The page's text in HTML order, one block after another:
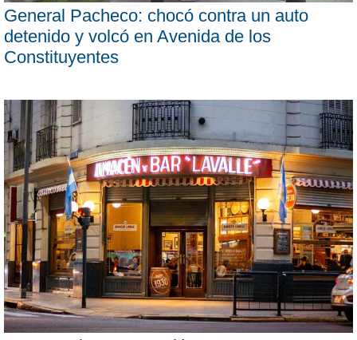
General Pacheco: chocó contra un auto
detenido y volcó en Avenida de los
Constituyentes